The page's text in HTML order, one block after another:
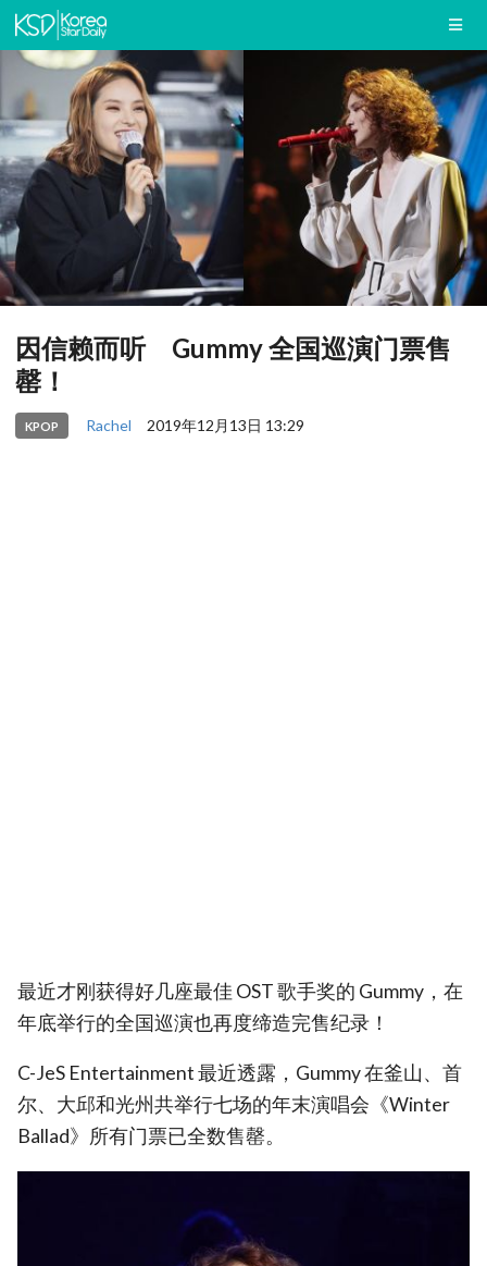
因信赖而听 Gummy 全国巡演门票售
罄！
KPOP Rachel 2019年12月13日 13:29
最近才刚获得好几座最佳 OST 歌手奖的 Gummy，在
年底举行的全国巡演也再度缔造完售纪录！
C-JeS Entertainment 最近透露，Gummy 在釜山、首
尔、大邱和光州共举行七场的年末演唱会《Winter
Ballad》所有门票已全数售罄。